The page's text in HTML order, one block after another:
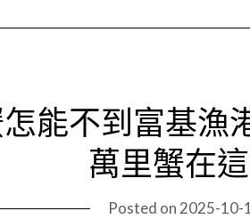
能不到富基漁
萬里蟹在
Posted on 2025-10-